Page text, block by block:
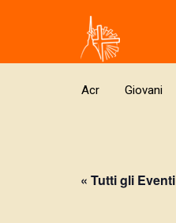
Skip to main content
Acr Giovani
« Tutti gli Eventi